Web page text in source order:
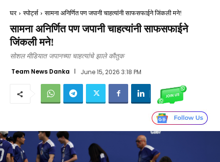
घर स्पोर्ट्स सामना अनिर्णित पण जपानी चाहत्यांनी साफसफाईने जिंकली मने!
सामना अनिर्णित पण जपानी चाहत्यांनी साफसफाईने
जिंकली मने!
सोशल मीडियात जपानच्या चाहत्यांचे झाले कौतुक
Team News Danka June 15, 2026 3:18 PM